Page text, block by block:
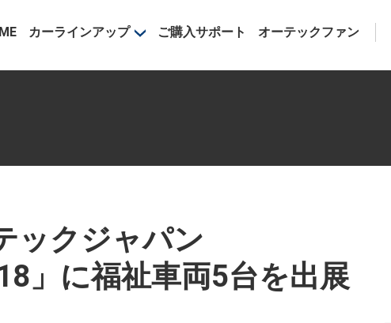
カーラインアップ ご購入サポート オーテックファン
ックジャパン
」に福祉車両5台を出展